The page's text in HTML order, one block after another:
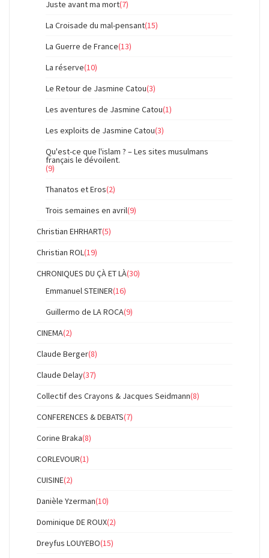
Juste avant ma mort(7)
La Croisade du mal-pensant(15)
La Guerre de France(13)
La réserve(10)
Le Retour de Jasmine Catou(3)
Les aventures de Jasmine Catou(1)
Les exploits de Jasmine Catou(3)
Qu'est-ce que l'islam ? – Les sites musulmans
français le dévoilent.
(9)
Thanatos et Eros(2)
Trois semaines en avril(9)
Christian EHRHART(5)
Christian ROL(19)
CHRONIQUES DU ÇÀ ET LÀ(30)
Emmanuel STEINER(16)
Guillermo de LA ROCA(9)
CINEMA(2)
Claude Berger(8)
Claude Delay(37)
Collectif des Crayons & Jacques Seidmann(8)
CONFERENCES & DEBATS(7)
Corine Braka(8)
CORLEVOUR(1)
CUISINE(2)
Danièle Yzerman(10)
Dominique DE ROUX(2)
Dreyfus LOUYEBO(15)